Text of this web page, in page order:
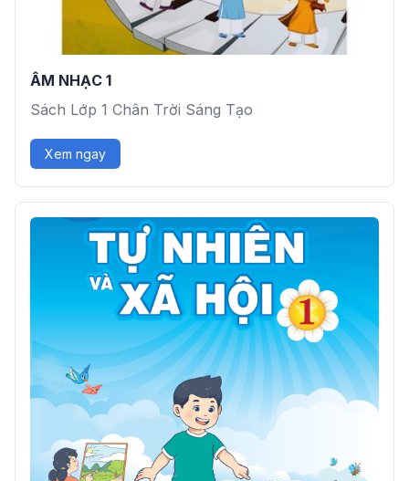
ÂM NHẠC 1
Sách Lớp 1 Chân Trời Sáng Tạo
Xem ngay